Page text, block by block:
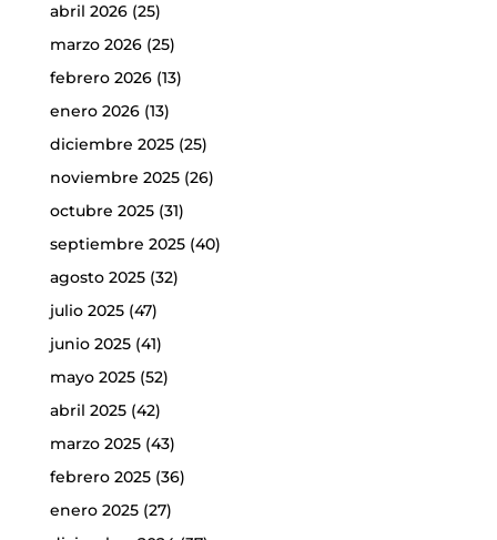
abril 2026(25)
marzo 2026(25)
febrero 2026(13)
enero 2026(13)
diciembre 2025(25)
noviembre 2025(26)
octubre 2025(31)
septiembre 2025(40)
agosto 2025(32)
julio 2025(47)
junio 2025(41)
mayo 2025(52)
abril 2025(42)
marzo 2025(43)
febrero 2025(36)
enero 2025(27)